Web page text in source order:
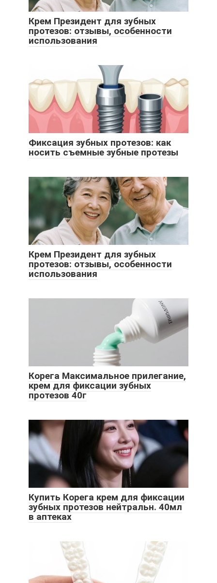
Крем Президент для зубных
протезов: отзывы, особенности
использования
Фиксация зубных протезов: как
носить съемные зубные протезы
Крем Президент для зубных
протезов: отзывы, особенности
использования
Корега Максимальное прилегание,
крем для фиксации зубных
протезов 40г
Купить Корега крем для фиксации
зубных протезов нейтральн. 40мл
в аптеках